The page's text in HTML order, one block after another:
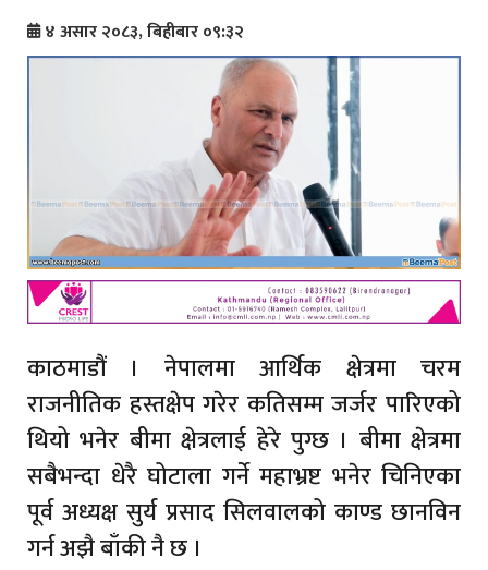
४ असार २०८३, बिहीबार ०९:३२
काठमाडौं । नेपालमा आर्थिक क्षेत्रमा चरम
राजनीतिक हस्तक्षेप गरेर कतिसम्म जर्जर पारिएको
थियो भनेर बीमा क्षेत्रलाई हेरे पुग्छ । बीमा क्षेत्रमा
सबैभन्दा धेरै घोटाला गर्ने महाभ्रष्ट भनेर चिनिएका
पूर्व अध्यक्ष सुर्य प्रसाद सिलवालको काण्ड छानविन
गर्न अझै बाँकी नै छ ।